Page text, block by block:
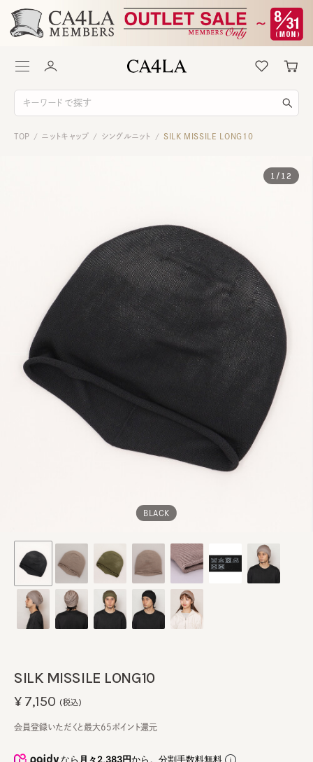
TOP / ニットキャップ / シングルニット / SILK MISSILE LONG10
BLACK
1 / 12
SILK MISSILE LONG10
なら月々2,383円から。分割手数料無料
¥7,150 (税込)
会員登録いただくと最大65ポイント還元